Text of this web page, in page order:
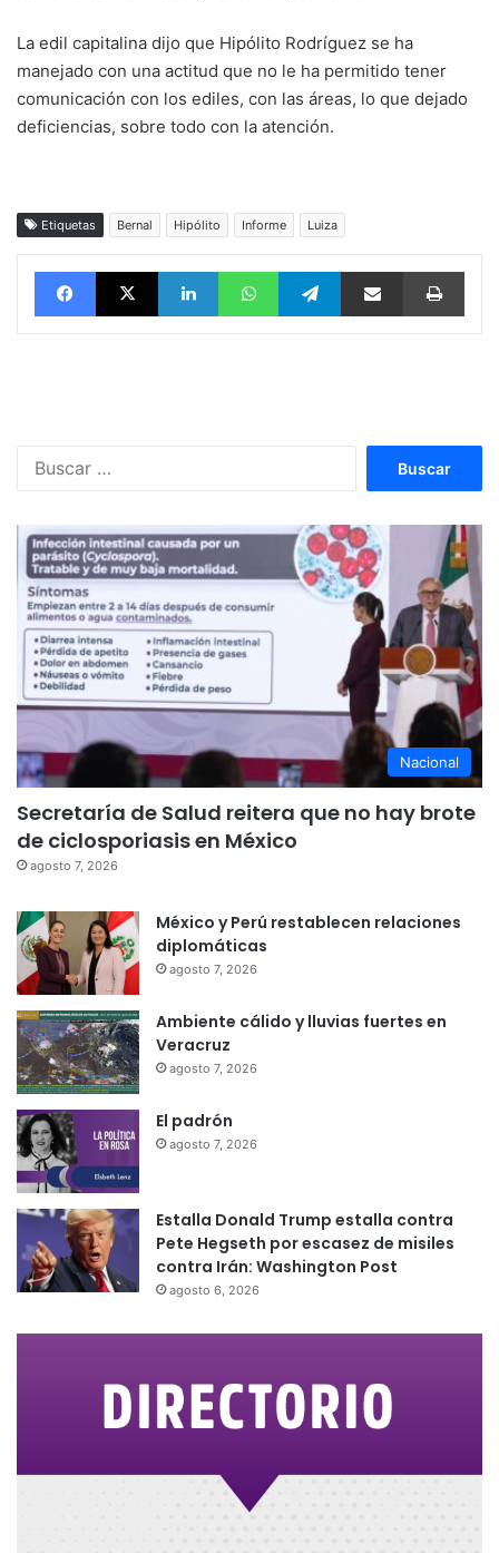
La edil capitalina dijo que Hipólito Rodríguez se ha
manejado con una actitud que no le ha permitido tener
comunicación con los ediles, con las áreas, lo que dejado
deficiencias, sobre todo con la atención.
Etiquetas Bernal Hipólito Informe Luiza
FacebookX LinkedInWhatsAppTelegramvía email
Nacional
Secretaría de Salud reitera que no hay brote
de ciclosporiasis en México
agosto 7, 2026
México y Perú restablecen relaciones
diplomáticas
agosto 7, 2026
Ambiente cálido y lluvias fuertes en
Veracruz
agosto 7, 2026
El padrón
agosto 7, 2026
Estalla Donald Trump estalla contra
Pete Hegseth por escasez de misiles
contra Irán: Washington Post
agosto 6, 2026